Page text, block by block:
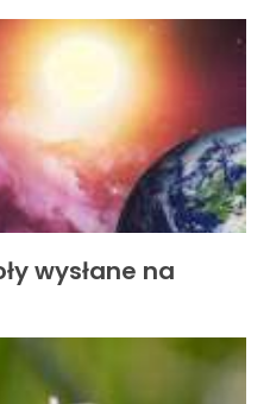
wysłane na